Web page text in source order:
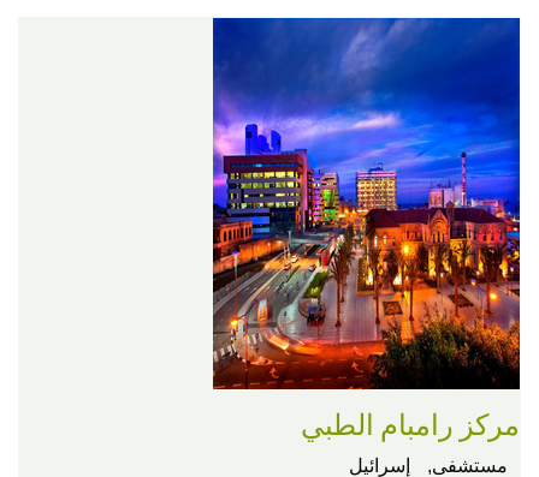
مركز رامبام الطبي
مستشفى, إسرائيل